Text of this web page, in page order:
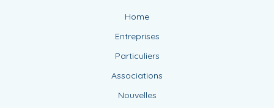
Home
Entreprises
Particuliers
Associations
Nouvelles